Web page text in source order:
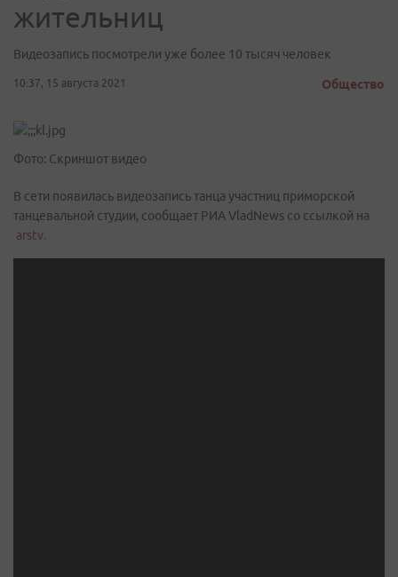
жительниц
Видеозапись посмотрели уже более 10 тысяч человек
10:37, 15 августа 2021 Общество
Фото: Скриншот видео
В сети появилась видеозапись танца участниц приморской
танцевальной студии, сообщает РИА VladNews со ссылкой на
arstv.